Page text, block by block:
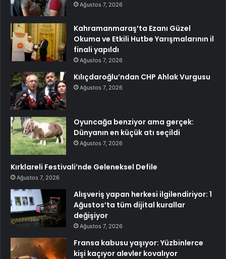
Ağustos 7, 2026
Kahramanmaraş’ta Ezanı Güzel
Okuma ve Etkili Hutbe Yarışmalarının il
finali yapıldı
Ağustos 7, 2026
Kılıçdaroğlu’ndan CHP Ahlak Vurgusu
Ağustos 7, 2026
Oyuncağa benziyor ama gerçek:
Dünyanın en küçük atı seçildi
Ağustos 7, 2026
Kırklareli Festivali’nde Geleneksel Defile
Ağustos 7, 2026
Alışveriş yapan herkesi ilgilendiriyor: 1
Ağustos’ta tüm dijital kurallar
değişiyor
Ağustos 7, 2026
Fransa kabusu yaşıyor: Yüzbinlerce
kişi kaçıyor alevler kovalıyor